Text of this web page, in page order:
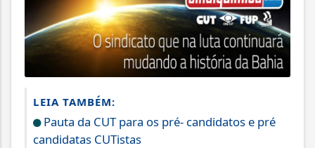
LEIA TAMBÉM:
Pauta da CUT para os pré- candidatos e pré
candidatas CUTistas